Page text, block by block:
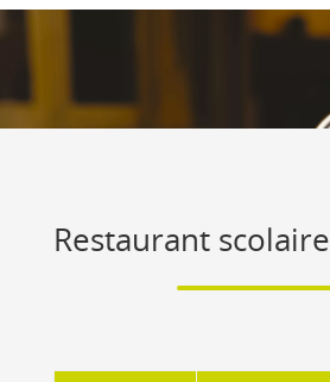
Restaurant scolaire